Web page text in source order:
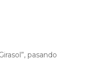
pasando